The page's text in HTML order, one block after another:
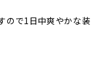
ので1日中爽やかな装